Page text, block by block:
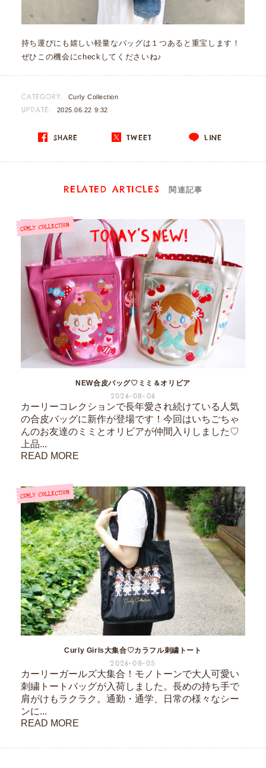
持ち運びにも嬉しい軽量なバッグは１つあると重宝します！
ぜひこの機会にcheckしてくださいね♪
CATEGORY: Curly Collection
UPDATE: 2025.06.22 9:32
SHARE TWEET LINE
RELATED ARTICLES 関連記事
NEW合皮バッグ♡ミミ＆オリビア
2026-08-06
カーリーコレクションで長年愛され続けている人気
の合皮バッグに新作が登場です！今回はいちごちゃ
んのお友達のミミとオリビアが仲間入りしました♡
上品...
READ MORE
Curly Girls大集合♡カラフル刺繍トート
2026-08-05
カーリーガールズ大集合！モノトーンで大人可愛い
刺繍トートバッグが入荷しました。長めの持ち手で
肩がけもラクラク。通勤・通学、日常の様々なシー
ンに...
READ MORE